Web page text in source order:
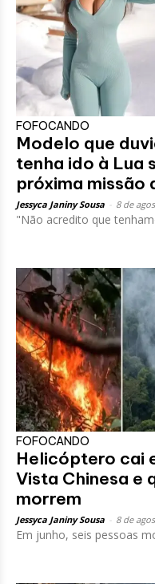
FOFOCANDO
Modelo que
tenha ido à Lua
próxima missão
Jessyca Janiny Sousa 8 de
"Não acredito que
FOFOCANDO
Helicóptero cai
Vista Chinesa e
morrem
Jessyca Janiny Sousa 8 de
Em junho, seis pessoas